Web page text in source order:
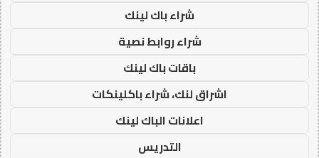
شراء باك لينك
شراء روابط نصية
باقات باك لينك
اشراق لنك، شراء باكلينكات
اعلانات الباك لينك
التدريس